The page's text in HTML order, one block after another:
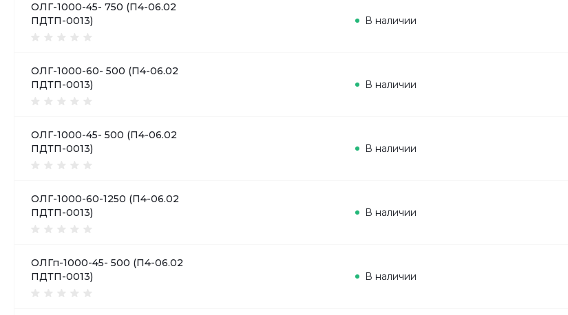
ОЛГ-1000-45- 750 (П4-06.02
ПДТП-0013)
В наличии
ОЛГ-1000-60- 500 (П4-06.02
ПДТП-0013)
В наличии
ОЛГ-1000-45- 500 (П4-06.02
ПДТП-0013)
В наличии
ОЛГ-1000-60-1250 (П4-06.02
ПДТП-0013)
В наличии
ОЛГп-1000-45- 500 (П4-06.02
ПДТП-0013)
В наличии